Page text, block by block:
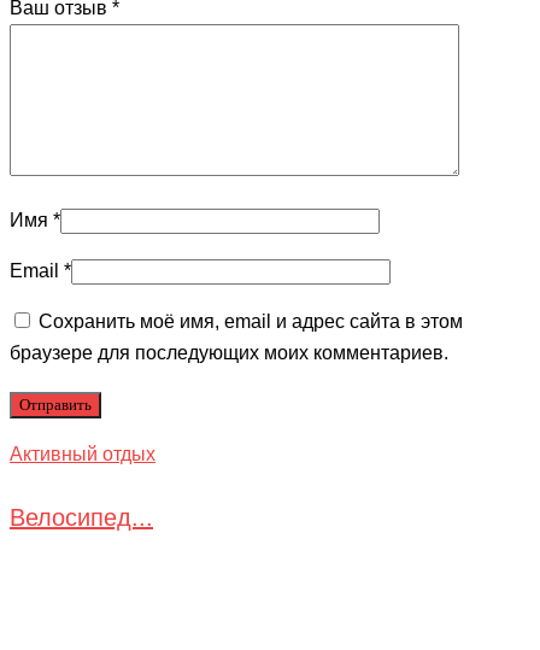
Ваш отзыв *
Имя *
Email *
Сохранить моё имя, email и адрес сайта в этом
браузере для последующих моих комментариев.
Активный отдых
Велосипед...